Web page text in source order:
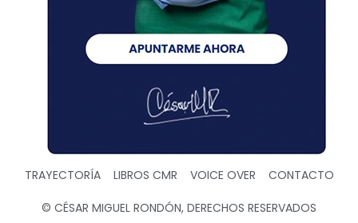
TRAYECTORÍA LIBROS CMR VOICE OVER CONTACTO
© CÉSAR MIGUEL RONDÓN, DERECHOS RESERVADOS